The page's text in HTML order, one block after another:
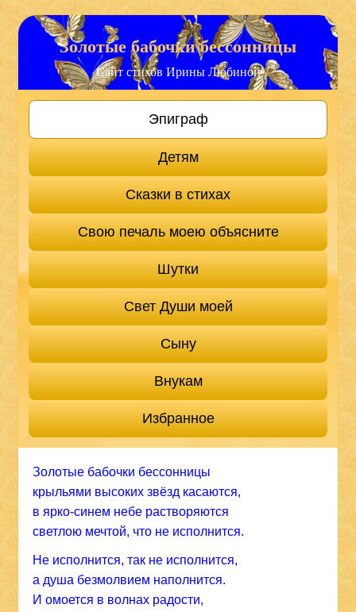
Золотые бабочки бессонницы
Сайт стихов Ирины Любиной
Эпиграф
Детям
Сказки в стихах
Свою печаль моею объясните
Шутки
Свет Души моей
Сыну
Внукам
Избранное
Золотые бабочки бессонницы
крыльями высоких звёзд касаются,
в ярко-синем небе растворяются
светлою мечтой, что не исполнится.
Не исполнится, так не исполнится,
а душа безмолвием наполнится.
И омоется в волнах радости,